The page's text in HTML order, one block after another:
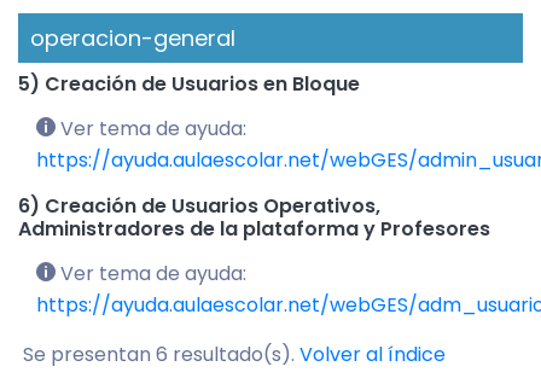
operacion-general
5) Creación de Usuarios en Bloque
Ver tema de ayuda:
https://ayuda.aulaescolar.net/webGES/
6) Creación de Usuarios Operativos,
Administradores de la plataforma y Profesores
Ver tema de ayuda:
https://ayuda.aulaescolar.net/webGES/
Se presentan 6 resultado(s). Volver al índice